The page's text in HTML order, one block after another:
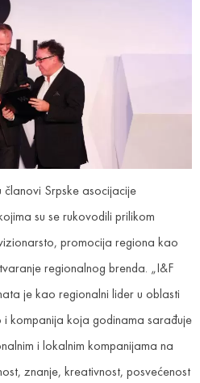
Srpske asocijacije
su se rukovodili prilikom
promocija regiona kao
regionalnog brenda. „I&F
je kao regionalni lider u oblasti
i kompanija koja godinama sarađuje
i lokalnim kompanijama na
znanje, kreativnost, posvećenost